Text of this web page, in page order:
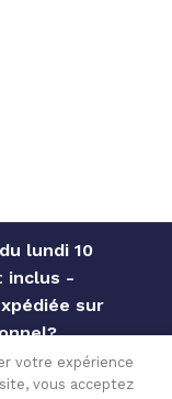
lundi 10
inclus -
sur
des
INFORMATIQUE
votre expérience
vous acceptez